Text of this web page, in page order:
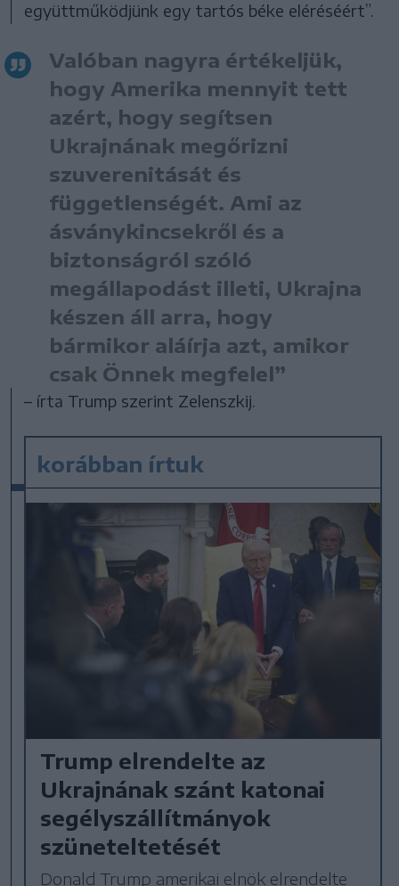
együttműködjünk egy tartós béke eléréséért”.
Valóban nagyra értékeljük,
hogy Amerika mennyit tett
azért, hogy segítsen
Ukrajnának megőrizni
szuverenitását és
függetlenségét. Ami az
ásványkincsekről és a
biztonságról szóló
megállapodást illeti, Ukrajna
készen áll arra, hogy
bármikor aláírja azt, amikor
csak Önnek megfelel”
– írta Trump szerint Zelenszkij.
korábban írtuk
Trump elrendelte az
Ukrajnának szánt katonai
segélyszállítmányok
szüneteltetését
Donald Trump amerikai elnök elrendelte